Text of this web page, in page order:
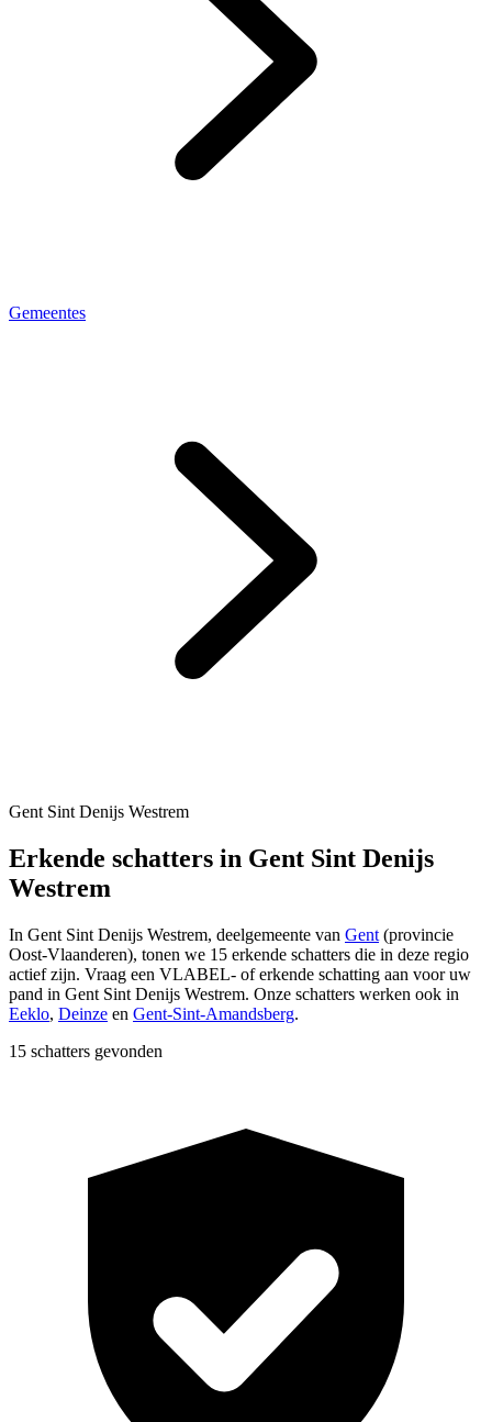
Gemeentes
Gent Sint Denijs Westrem
Erkende schatters in Gent Sint Denijs
Westrem
In Gent Sint Denijs Westrem, deelgemeente van Gent (provincie
Oost-Vlaanderen), tonen we 15 erkende schatters die in deze regio
actief zijn. Vraag een VLABEL- of erkende schatting aan voor uw
pand in Gent Sint Denijs Westrem. Onze schatters werken ook in
Eeklo, Deinze en Gent-Sint-Amandsberg.
15 schatters gevonden